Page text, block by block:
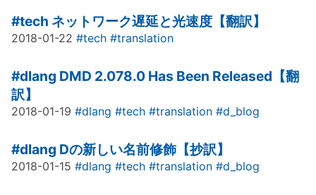
#tech ネットワーク遅延と光速度【翻訳】
2018-01-22 #tech #translation
#dlang DMD 2.078.0 Has Been Released【翻
訳】
2018-01-19 #dlang #tech #translation #d_blog
#dlang Dの新しい名前修飾【抄訳】
2018-01-15 #dlang #tech #translation #d_blog